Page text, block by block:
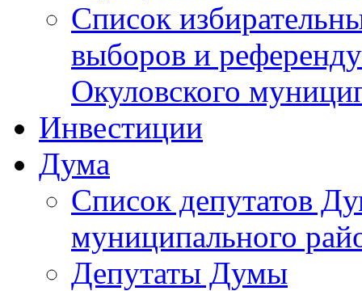
Список
выборов и
Окуловского
Инвестиции
Дума
Список депутатов
муниципального
Депутаты Думы